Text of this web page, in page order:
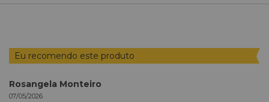
Eu recomendo este produto
Rosangela Monteiro
07/05/2026